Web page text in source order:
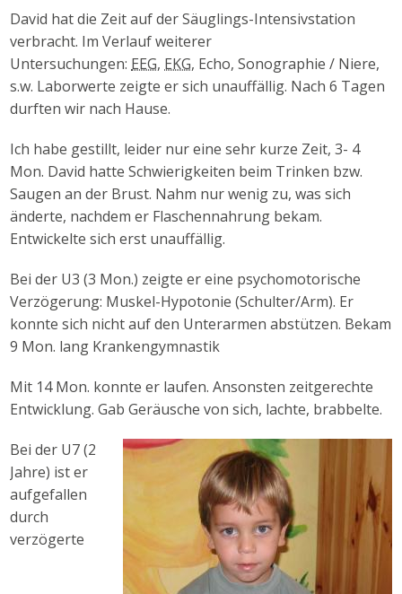
David hat die Zeit auf der Säuglings-Intensivstation
verbracht. Im Verlauf weiterer
Untersuchungen:EEG,EKG, Echo, Sonographie / Niere,
s.w. Laborwerte zeigte er sich unauffällig. Nach 6 Tagen
durften wir nach Hause.
Ich habe gestillt, leider nur eine sehr kurze Zeit, 3- 4
Mon. David hatte Schwierigkeiten beim Trinken bzw.
Saugen an der Brust. Nahm nur wenig zu, was sich
änderte, nachdem er Flaschennahrung bekam.
Entwickelte sich erst unauffällig.
Bei der U3 (3 Mon.) zeigte er eine psychomotorische
Verzögerung: Muskel-Hypotonie (Schulter/Arm). Er
konnte sich nicht auf den Unterarmen abstützen. Bekam
9 Mon. lang Krankengymnastik
Mit 14 Mon. konnte er laufen. Ansonsten zeitgerechte
Entwicklung. Gab Geräusche von sich, lachte, brabbelte.
Bei der U7 (2
Jahre) ist er
aufgefallen
durch
verzögerte